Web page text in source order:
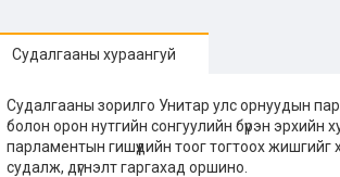
Судалгааны хураангуй
Судалгааны зорилго Унитар улс орнуудын
болон орон нутгийн сонгуулийн бүрэн эрхийн
парламентын гишүүдийн тоог тогтоох жишгийг
судалж, дүгнэлт гаргахад оршино.